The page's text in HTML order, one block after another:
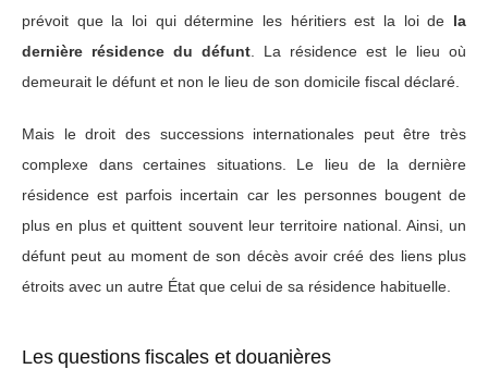
prévoit que la loi qui détermine les héritiers est la loi de la
dernière résidence du défunt . La résidence est le lieu où
demeurait le défunt et non le lieu de son domicile fiscal déclaré.
Mais le droit des successions internationales peut être très
complexe dans certaines situations. Le lieu de la dernière
résidence est parfois incertain car les personnes bougent de
plus en plus et quittent souvent leur territoire national. Ainsi, un
défunt peut au moment de son décès avoir créé des liens plus
étroits avec un autre État que celui de sa résidence habituelle.
Les questions fiscales et douanières